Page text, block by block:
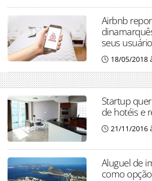
Airbnb
seus
18/05/2018
Startup
de hotéis e
21/11/2016
Aluguel de
como